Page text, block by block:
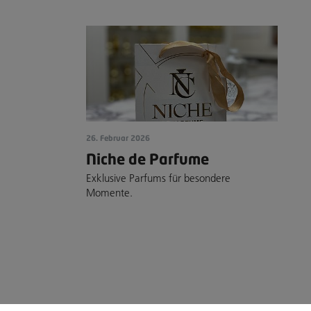
26. Februar 2026
Niche de Parfume
Exklusive Parfums für besondere
Momente.